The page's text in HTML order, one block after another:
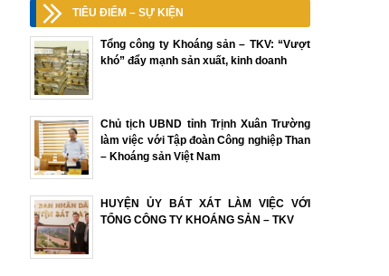
TIÊU ĐIỂM – SỰ KIỆN
Tổng công ty Khoáng sản – TKV: “Vượt
khó” đẩy mạnh sản xuất, kinh doanh
Chủ tịch UBND tỉnh Trịnh Xuân Trường
làm việc với Tập đoàn Công nghiệp Than
– Khoáng sản Việt Nam
HUYỆN ỦY BÁT XÁT LÀM VIỆC VỚI
TỔNG CÔNG TY KHOÁNG SẢN – TKV